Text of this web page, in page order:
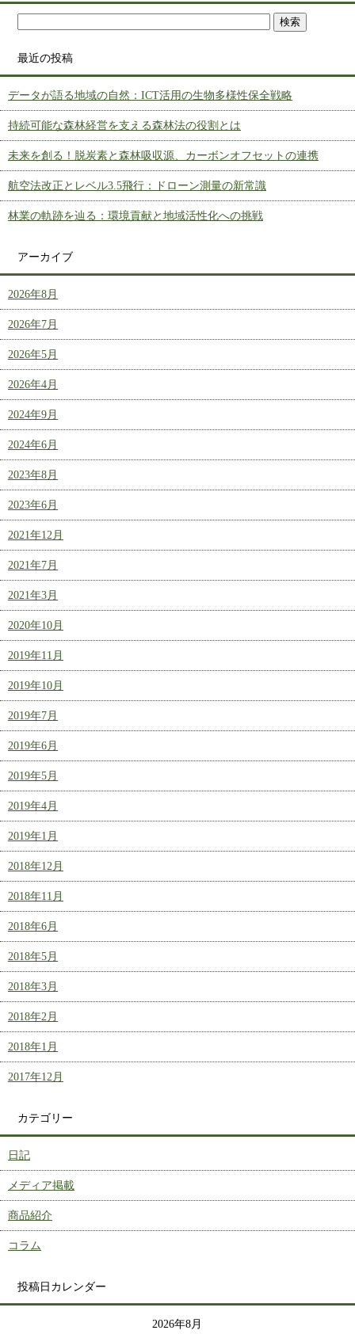
最近の投稿
データが語る地域の自然：ICT活用の生物多様性保全戦略
持続可能な森林経営を支える森林法の役割とは
未来を創る！脱炭素と森林吸収源、カーボンオフセットの連携
航空法改正とレベル3.5飛行：ドローン測量の新常識
林業の軌跡を辿る：環境貢献と地域活性化への挑戦
アーカイブ
2026年8月
2026年7月
2026年5月
2026年4月
2024年9月
2024年6月
2023年8月
2023年6月
2021年12月
2021年7月
2021年3月
2020年10月
2019年11月
2019年10月
2019年7月
2019年6月
2019年5月
2019年4月
2019年1月
2018年12月
2018年11月
2018年6月
2018年5月
2018年3月
2018年2月
2018年1月
2017年12月
カテゴリー
日記
メディア掲載
商品紹介
コラム
投稿日カレンダー
2026年8月